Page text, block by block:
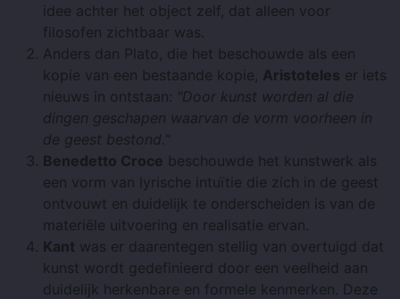
idee achter het object zelf, dat alleen voor
filosofen zichtbaar was.
Anders dan Plato, die het beschouwde als een
kopie van een bestaande kopie, Aristoteles er iets
nieuws in ontstaan: "Door kunst worden al die
dingen geschapen waarvan de vorm voorheen in
de geest bestond."
Benedetto Croce beschouwde het kunstwerk als
een vorm van lyrische intuïtie die zich in de geest
ontvouwt en duidelijk te onderscheiden is van de
materiële uitvoering en realisatie ervan.
Kant was er daarentegen stellig van overtuigd dat
kunst wordt gedefinieerd door een veelheid aan
duidelijk herkenbare en formele kenmerken. Deze